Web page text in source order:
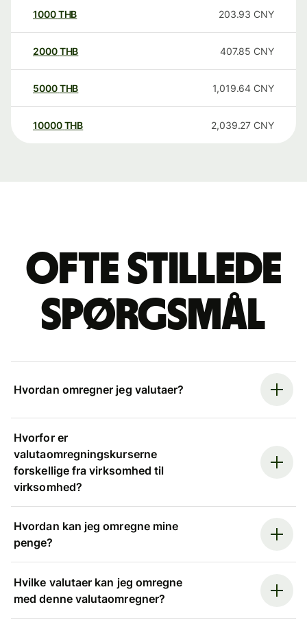
1000THB 203.93 CNY
2000THB 407.85 CNY
5000THB 1,019.64 CNY
10000 THB 2,039.27 CNY
Ofte stillede
spørgsmål
Hvordan omregner jeg valutaer?
Hvorfor er
valutaomregningskurserne
forskellige fra virksomhed til
virksomhed?
Hvordan kan jeg omregne mine
penge?
Hvilke valutaer kan jeg omregne
med denne valutaomregner?